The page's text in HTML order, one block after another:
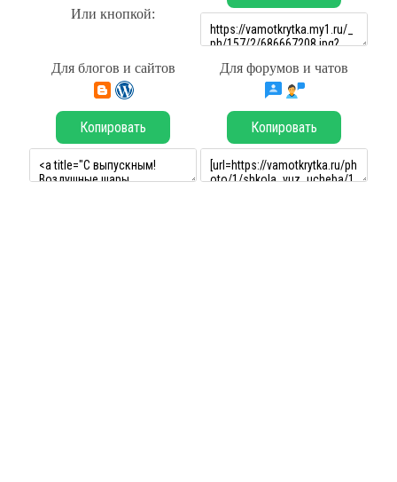
Или кнопкой:
Для блогов и сайтов Для форумов и чатов
Копировать Копировать